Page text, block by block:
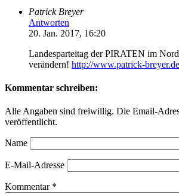
Patrick Breyer
Antworten
20. Jan. 2017, 16:20
Landesparteitag der PIRATEN im
verändern! http://www.patrick-
Kommentar schreiben:
Alle Angaben sind freiwillig. Die Email-
veröffentlicht.
Name
E-Mail-Adresse
Kommentar *